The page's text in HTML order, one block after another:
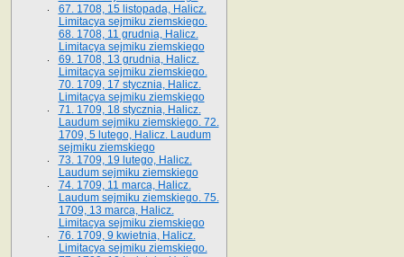
67. 1708, 15 listopada, Halicz.
Limitacya sejmiku ziemskiego.
68. 1708, 11 grudnia, Halicz.
Limitacya sejmiku ziemskiego
69. 1708, 13 grudnia, Halicz.
Limitacya sejmiku ziemskiego.
70. 1709, 17 stycznia, Halicz.
Limitacya sejmiku ziemskiego
71. 1709, 18 stycznia, Halicz.
Laudum sejmiku ziemskiego. 72.
1709, 5 lutego, Halicz. Laudum
sejmiku ziemskiego
73. 1709, 19 lutego, Halicz.
Laudum sejmiku ziemskiego
74. 1709, 11 marca, Halicz.
Laudum sejmiku ziemskiego. 75.
1709, 13 marca, Halicz.
Limitacya sejmiku ziemskiego
76. 1709, 9 kwietnia, Halicz.
Limitacya sejmiku ziemskiego.